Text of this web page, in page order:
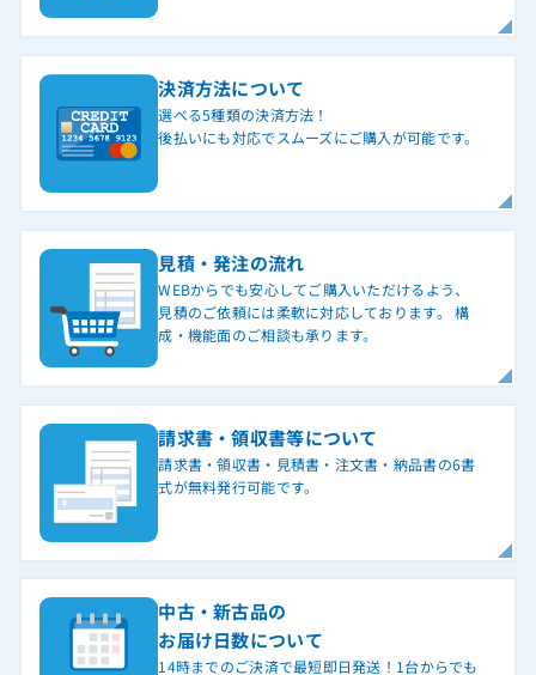
決済方法について
選べる5種類の決済方法！
後払いにも対応でスムーズにご購入が可能です。
見積・発注の流れ
WEBからでも安心してご購入いただけるよう、
見積のご依頼には柔軟に対応しております。 構
成・機能面のご相談も承ります。
請求書・領収書等について
請求書・領収書・見積書・注文書・納品書の6書
式が無料発行可能です。
中古・新古品の
お届け日数について
14時までのご決済で最短即日発送！1台からでも